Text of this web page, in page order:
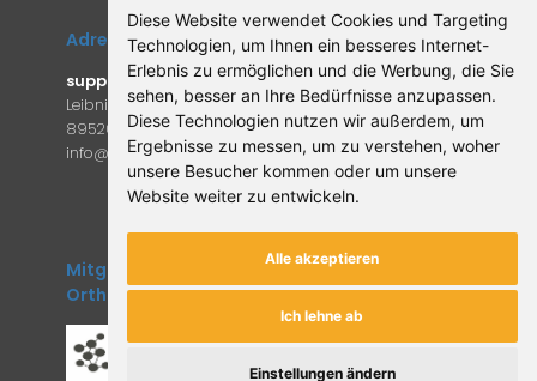
Diese Website verwendet Cookies und Targeting
Technologien, um Ihnen ein besseres Internet-
Erlebnis zu ermöglichen und die Werbung, die Sie
sehen, besser an Ihre Bedürfnisse anzupassen.
Diese Technologien nutzen wir außerdem, um
Ergebnisse zu messen, um zu verstehen, woher
unsere Besucher kommen oder um unsere
Website weiter zu entwickeln.
Alle akzeptieren
Ich lehne ab
Einstellungen ändern
Adresse
supplemento.de
Leibniz-Campus 9
89520 Heidenheim an der Brenz
info@supplemento.de
Mitglied des Forum
Orthomolekulare Medizin